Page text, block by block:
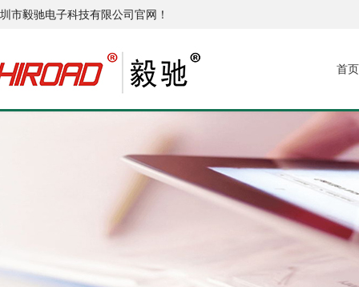
市毅驰电子科技有限公司官网！
首页